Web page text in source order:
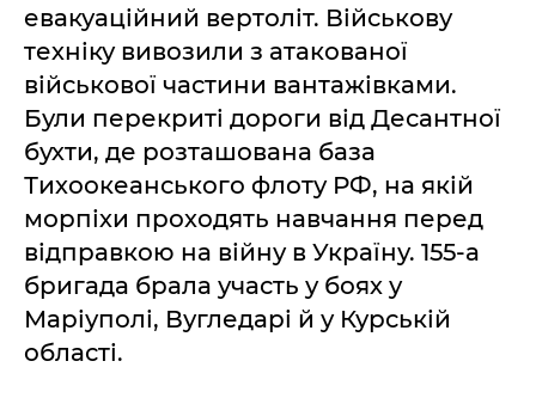
евакуаційний вертоліт. Військову
техніку вивозили з атакованої
військової частини вантажівками.
Були перекриті дороги від Десантної
бухти, де розташована база
Тихоокеанського флоту РФ, на якій
морпіхи проходять навчання перед
відправкою на війну в Україну. 155-а
бригада брала участь у боях у
Маріуполі, Вугледарі й у Курській
області.